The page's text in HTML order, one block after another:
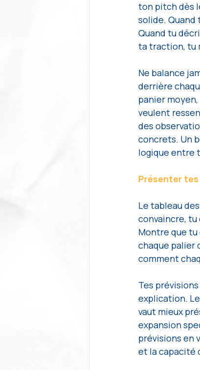
ton pitch dès
solide. Quand
Quand tu
ta traction, tu
Ne balance
derrière
panier
veulent
des
concrets. Un
logique entre
Présenter tes
Le tableau
convaincre,
Montre que
chaque palier
comment
Tes
explication.
vaut mieux
expansion
prévisions en
et la capacité